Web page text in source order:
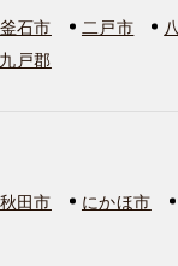
釜石市 二戸市
九戸郡
田市 にかほ市